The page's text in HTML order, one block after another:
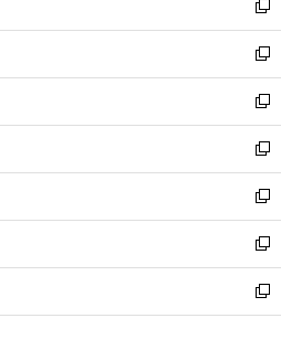
く
ド
ウ
で
開
く
ィ
ン
ド
ウ
で
開
く
い
ウ
ィ
ン
ド
ウ
で
開
く
新
し
い
ウ
ィ
ン
ド
ウ
で
開
く
新
し
い
ウ
ィ
ン
ド
ウ
で
開
く
新
し
い
ウ
ィ
ン
ド
ウ
で
開
新
し
い
ウ
ィ
ン
ド
ウ
新
し
い
ウ
ィ
ン
新
し
い
ウ
新
し